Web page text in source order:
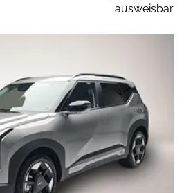
ausweisbar